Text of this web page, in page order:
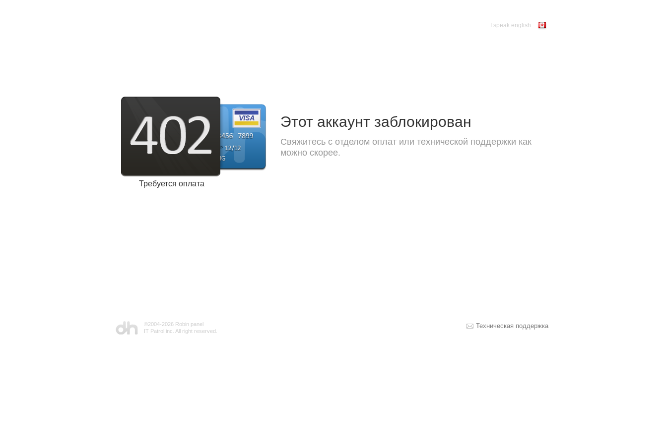
I speak english
Требуется оплата
Этот аккаунт заблокирован
Свяжитесь с отделом оплат или технической поддержки как
можно скорее.
Техническая поддержка
©2004-2026 Robin panel
IT Patrol inc. All right reserved.